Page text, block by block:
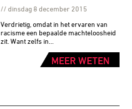
dinsdag 8 december 2015
Verdrietig, omdat in het ervaren van
racisme een bepaalde machteloosheid
zit. Want zelfs in…
MEER WETEN